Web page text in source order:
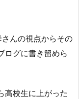
んの視点からその
ログに書き留めら
高校生に上がった